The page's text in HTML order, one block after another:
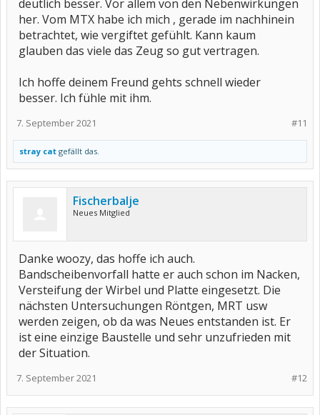
deutlich besser. Vor allem von den Nebenwirkungen
her. Vom MTX habe ich mich , gerade im nachhinein
betrachtet, wie vergiftet gefühlt. Kann kaum
glauben das viele das Zeug so gut vertragen.
Ich hoffe deinem Freund gehts schnell wieder
besser. Ich fühle mit ihm.
#11
7. September 2021
stray cat gefällt das.
Fischerbalje
Neues Mitglied
Danke woozy, das hoffe ich auch.
Bandscheibenvorfall hatte er auch schon im Nacken,
Versteifung der Wirbel und Platte eingesetzt. Die
nächsten Untersuchungen Röntgen, MRT usw
werden zeigen, ob da was Neues entstanden ist. Er
ist eine einzige Baustelle und sehr unzufrieden mit
der Situation.
#12
7. September 2021